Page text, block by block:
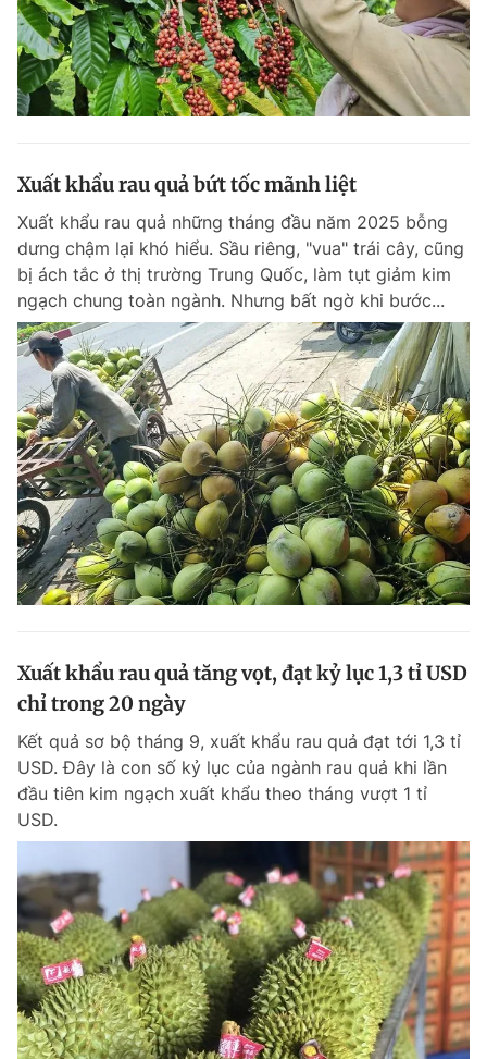
Xuất khẩu rau quả bứt tốc mãnh liệt
Xuất khẩu rau quả những tháng đầu năm 2025 bỗng
dưng chậm lại khó hiểu. Sầu riêng, "vua" trái cây, cũng
bị ách tắc ở thị trường Trung Quốc, làm tụt giảm kim
ngạch chung toàn ngành. Nhưng bất ngờ khi bước...
Xuất khẩu rau quả tăng vọt, đạt kỷ lục 1,3 tỉ USD
chỉ trong 20 ngày
Kết quả sơ bộ tháng 9, xuất khẩu rau quả đạt tới 1,3 tỉ
USD. Đây là con số kỷ lục của ngành rau quả khi lần
đầu tiên kim ngạch xuất khẩu theo tháng vượt 1 tỉ
USD.